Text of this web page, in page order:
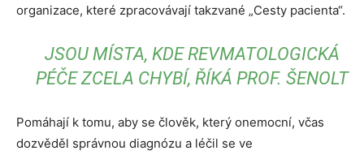
organizace, které zpracovávají takzvané „Cesty pacienta“.
JSOU MÍSTA, KDE REVMATOLOGICKÁ
PÉČE ZCELA CHYBÍ, ŘÍKÁ PROF. ŠENOLT
Pomáhají k tomu, aby se člověk, který onemocní, včas
dozvěděl správnou diagnózu a léčil se ve